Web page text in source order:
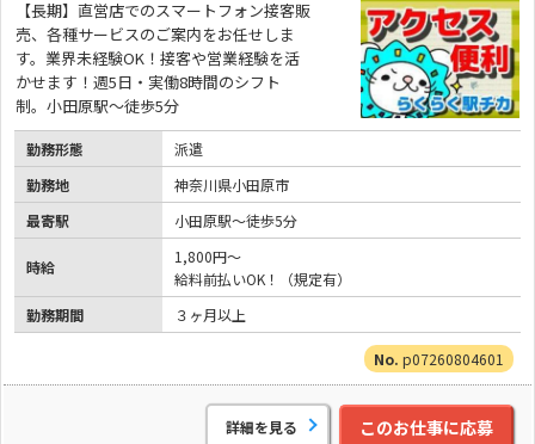
【長期】直営店でのスマートフォン接客販
売、各種サービスのご案内をお任せしま
す。業界未経験OK！接客や営業経験を活
かせます！週5日・実働8時間のシフト
制。小田原駅～徒歩5分
勤務形態
派遣
勤務地
神奈川県小田原市
最寄駅
小田原駅～徒歩5分
時給
1,800円～
給料前払いOK！（規定有）
勤務期間
３ヶ月以上
p07260804601
詳細を見る このお仕事に応募